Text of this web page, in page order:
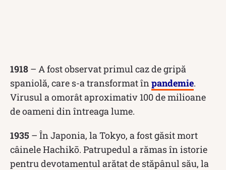
1918 – A fost observat primul caz de gripă
spaniolă, care s-a transformat în pandemie.
Virusul a omorât aproximativ 100 de milioane
de oameni din întreaga lume.
1935 – În Japonia, la Tokyo, a fost găsit mort
câinele Hachikō. Patrupedul a rămas în istorie
pentru devotamentul arătat de stăpânul său, la